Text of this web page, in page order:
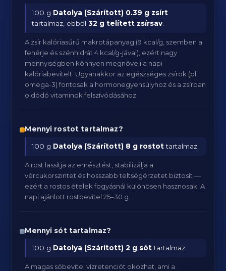
100 g Datolya (Szárított) 0.39 g zsírt
tartalmaz, ebből32 g telített zsírsav
A zsír kalóriasűrű makrotápanyag (9 kcal/g, szemben a
fehérje és szénhidrát 4 kcal/g-jával), ezért nagy
mennyiségben könnyen megnöveli a napi
kalóriabevitelt. Ugyanakkor az egészséges zsírok (pl.
omega-3) fontosak a hormonegyensúlyhoz és a zsírban
oldódó vitaminok felszívódásához.
Mennyi rostot tartalmaz?
100 g Datolya (Szárított) 8 g rostottartalmaz.
A rost lassítja az emésztést, stabilizálja a
vércukorszintet és hosszabb teltségérzetet biztosít —
ezért a rostos ételek fogyásnál különösen hasznosak. A
napi ajánlott rostbevitel 25–30 g.
Mennyi sót tartalmaz?
100 g Datolya (Szárított) 2 g sóttartalmaz.
A magas sóbevitel vízretenciót okozhat, ami a